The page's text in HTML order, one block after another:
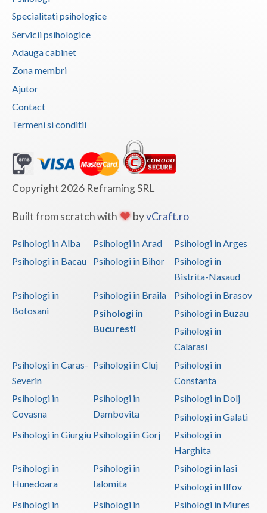
Specialitati psihologice
Servicii psihologice
Adauga cabinet
Zona membri
Ajutor
Contact
Termeni si conditii
Copyright 2026 Reframing SRL
Built from scratch with byvCraft.ro
Psihologi in Alba Psihologi in Arad
Psihologi in Arges
Psihologi in Bacau
Psihologi in Bihor
Psihologi in
Bistrita-Nasaud
Psihologi in
Botosani
Psihologi in Braila
Psihologi in Brasov
Psihologi in
Bucuresti
Psihologi in Buzau
Psihologi in
Calarasi
Psihologi in Caras-
Severin
Psihologi in Cluj
Psihologi in
Constanta
Psihologi in
Covasna
Psihologi in
Dambovita
Psihologi in Dolj
Psihologi in Galati
Psihologi in Giurgiu Psihologi in Gorj
Psihologi in
Harghita
Psihologi in
Hunedoara
Psihologi in
Ialomita
Psihologi in Iasi
Psihologi in Ilfov
Psihologi in
Psihologi in Psihologi in Mures